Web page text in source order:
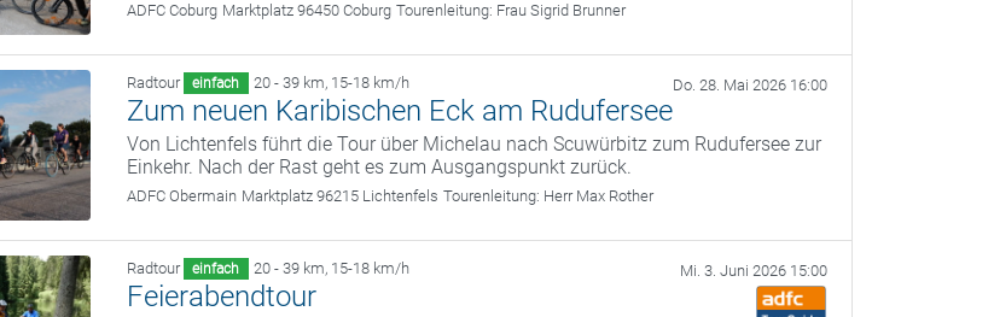
ADFC Coburg Marktplatz 96450 Coburg Tourenleitung: Frau Sigrid Brunner
Radtour einfach 20 - 39 km, 15-18 km/h Do. 28. Mai 2026 16:00
Zum neuen Karibischen Eck am Rudufersee
Von Lichtenfels führt die Tour über Michelau nach Scuwürbitz zum Rudufersee zur
Einkehr. Nach der Rast geht es zum Ausgangspunkt zurück.
ADFC Obermain Marktplatz 96215 Lichtenfels Tourenleitung: Herr Max Rother
Radtour einfach 20 - 39 km, 15-18 km/h Mi. 3. Juni 2026 15:00
Feierabendtour